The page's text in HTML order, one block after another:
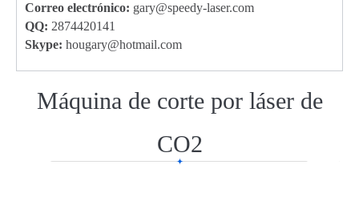
Correo electrónico: gary@speedy-laser.com
QQ: 2874420141
Skype: hougary@hotmail.com
Máquina de corte por láser de
CO2